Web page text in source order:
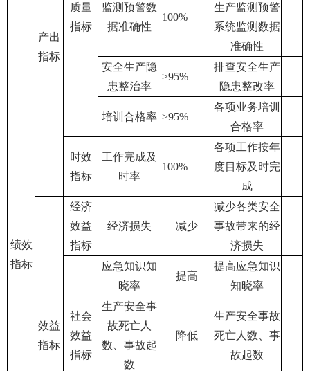
绩效
指标
产出
指标
质量
指标
监测预警数
据准确性
100%
生产监测预警
系统监测数据
准确性
安全生产隐
患整治率
≥95%
排查安全生产
隐患整改率
培训合格率 ≥95%
各项业务培训
合格率
时效
指标
工作完成及
时率
100%
各项工作按年
度目标及时完
成
效益
指标
经济
效益
指标
经济损失 减少
减少各类安全
事故带来的经
济损失
社会
效益
指标
应急知识知
晓率
提高
提高应急知识
知晓率
生产安全事
故死亡人
数、事故起
数
降低
生产安全事故
死亡人数、事
故起数